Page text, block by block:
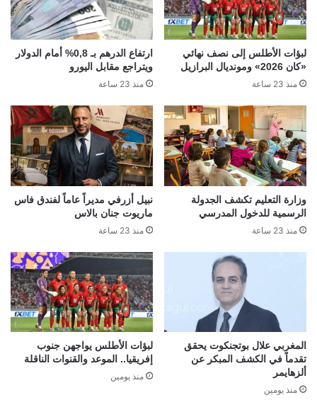
لبؤات الأطلس إلى نصف نهائي
«كان 2026» ومونديال البرازيل
منذ 23 ساعة
ارتفاع الدرهم بـ 0,8% أمام الدولار
ويتراجع مقابل اليورو
منذ 23 ساعة
وزارة التعليم تكشف الجدولة
الرسمية للدخول المدرسي
منذ 23 ساعة
نبيل أزرفي مديراً عاماً لفندق فاس
ماريوت جنان بالاس
منذ 23 ساعة
المغربي علال بوتجنكوت يحقق
تقدماً في الكشف المبكر عن
ألزهايمر
منذ يومين
لبؤات الأطلس يواجهن جنوب
إفريقيا.. الموعد والقنوات الناقلة
منذ يومين